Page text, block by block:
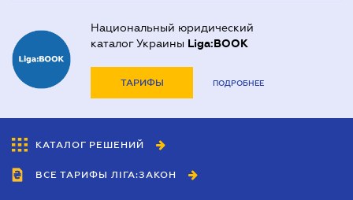
Национальный юридический
каталог Украины Liga:BOOK
ТАРИФЫ ПОДРОБНЕЕ
КАТАЛОГ РЕШЕНИЙ
ВСЕ ТАРИФЫ ЛІГА:ЗАКОН